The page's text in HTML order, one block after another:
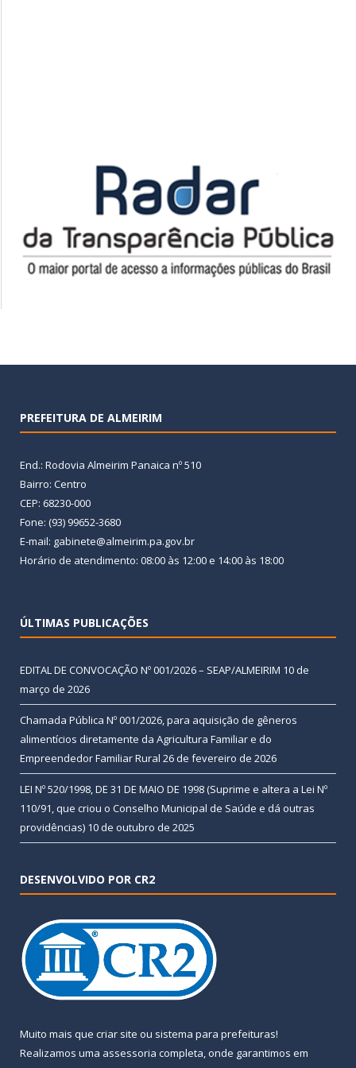
PREFEITURA DE ALMEIRIM
End.: Rodovia Almeirim Panaica nº 510
Bairro: Centro
CEP: 68230-000
Fone: (93) 99652-3680
E-mail: gabinete@almeirim.pa.gov.br
Horário de atendimento: 08:00 às 12:00 e 14:00 às 18:00
ÚLTIMAS PUBLICAÇÕES
EDITAL DE CONVOCAÇÃO Nº 001/2026 – SEAP/ALMEIRIM 10 de
março de 2026
Chamada Pública Nº 001/2026, para aquisição de gêneros
alimentícios diretamente da Agricultura Familiar e do
Empreendedor Familiar Rural 26 de fevereiro de 2026
LEI Nº 520/1998, DE 31 DE MAIO DE 1998 (Suprime e altera a Lei Nº
110/91, que criou o Conselho Municipal de Saúde e dá outras
providências) 10 de outubro de 2025
DESENVOLVIDO POR CR2
Muito mais que criar site ou sistema para prefeituras!
Realizamos uma assessoria completa, onde garantimos em